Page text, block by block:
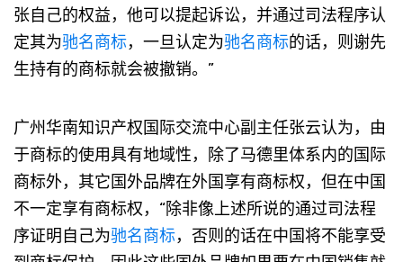
张自己的权益，他可以提起诉讼，并通过司法程序认
定其为驰名商标，一旦认定为驰名商标的话，则谢先
生持有的商标就会被撤销。”
广州华南知识产权国际交流中心副主任张云认为，由
于商标的使用具有地域性，除了马德里体系内的国际
商标外，其它国外品牌在外国享有商标权，但在中国
不一定享有商标权，“除非像上述所说的通过司法程
序证明自己为驰名商标，否则的话在中国将不能享受